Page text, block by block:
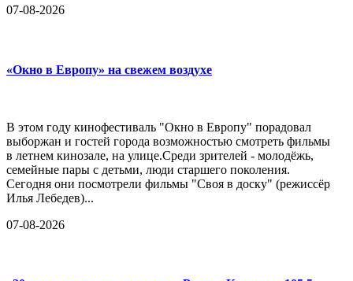
07-08-2026
«Окно в Европу» на свежем воздухе
В этом году кинофестиваль "Окно в Европу" порадовал
выборжан и гостей города возможностью смотреть фильмы
в летнем кинозале, на улице.Среди зрителей - молодёжь,
семейные пары с детьми, люди старшего поколения.
Сегодня они посмотрели фильмы "Своя в доску" (режиссёр
Илья Лебедев)...
07-08-2026